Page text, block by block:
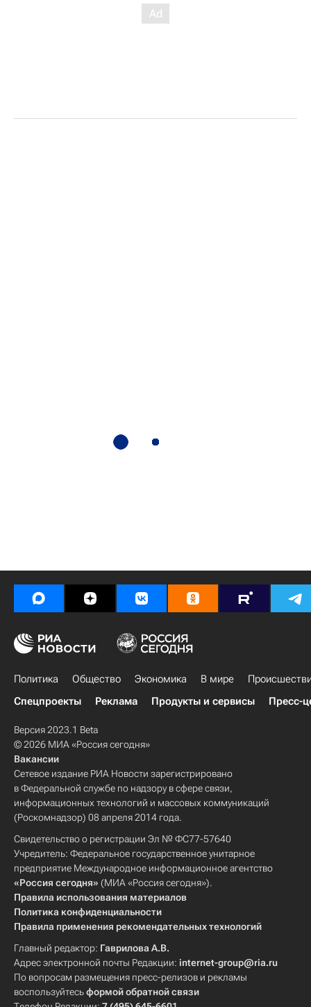
Политика Общество Экономика В мире
Спецпроекты
Реклама Продукты и сервисы Пресс-
Версия 2023.1 Beta
© 2026 МИА «Россия сегодня»
Вакансии
Сетевое издание РИА Новости зарегистрировано
в Федеральной службе по надзору в сфере связи,
информационных технологий и массовых коммуникаций
(Роскомнадзор) 08 апреля 2014 года.
Свидетельство о регистрации Эл № ФС77-57640
Учредитель: Федеральное государственное унитарное
предприятие Международное информационное агентство
«Россия сегодня» (МИА «Россия сегодня»).
Правила использования материалов
Политика конфиденциальности
Правила применения рекомендательных технологий
Главный редактор: Гаврилова А.В.
Адрес электронной почты Редакции: internet-group@ria.ru
По вопросам размещения пресс-релизов и рекламы
воспользуйтесьформой обратной связи